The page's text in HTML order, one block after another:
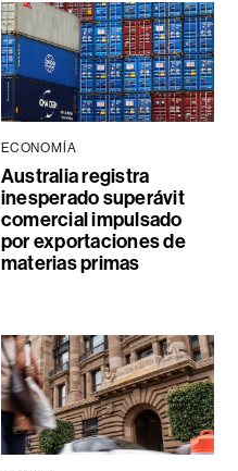
ECONOMÍA
Australia registra
inesperado superávit
comercial impulsado
por exportaciones de
materias primas